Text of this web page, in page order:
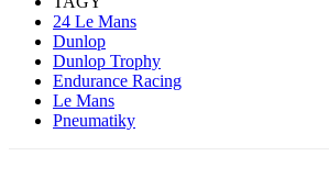
24 Le Mans
Dunlop
Dunlop Trophy
Endurance Racing
Le Mans
Pneumatiky